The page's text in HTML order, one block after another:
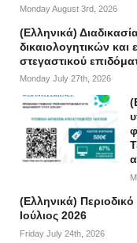
Monday August 3rd, 2026
(Ελληνικά)
δικαιολογητικών
στεγαστικού
Monday July 27th, 2026
(Ελληνικά)
Ιούλιος 2026
Friday July 24th, 2026